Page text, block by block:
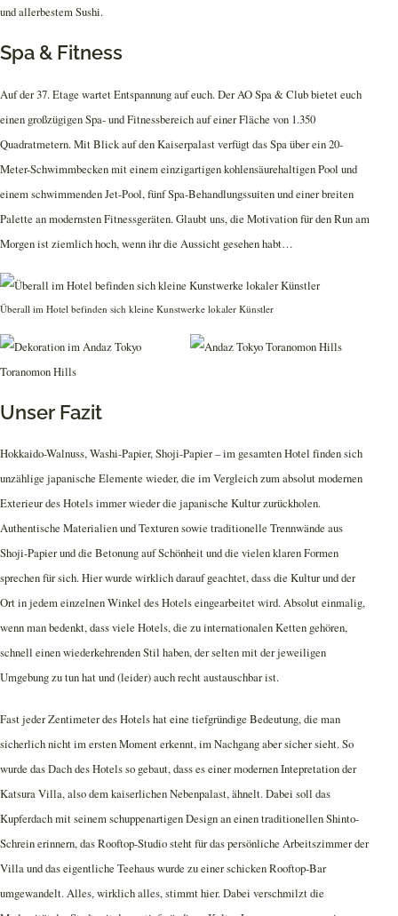
und allerbestem Sushi.
Spa & Fitness
Auf der 37. Etage wartet Entspannung auf euch. Der AO Spa & Club bietet euch
einen großzügigen Spa- und Fitnessbereich auf einer Fläche von 1.350
Quadratmetern. Mit Blick auf den Kaiserpalast verfügt das Spa über ein 20-
Meter-Schwimmbecken mit einem einzigartigen kohlensäurehaltigen Pool und
einem schwimmenden Jet-Pool, fünf Spa-Behandlungssuiten und einer breiten
Palette an modernsten Fitnessgeräten. Glaubt uns, die Motivation für den Run am
Morgen ist ziemlich hoch, wenn ihr die Aussicht gesehen habt…
Überall im Hotel befinden sich kleine Kunstwerke lokaler Künstler
Unser Fazit
Hokkaido-Walnuss, Washi-Papier, Shoji-Papier – im gesamten Hotel finden sich
unzählige japanische Elemente wieder, die im Vergleich zum absolut modernen
Exterieur des Hotels immer wieder die japanische Kultur zurückholen.
Authentische Materialien und Texturen sowie traditionelle Trennwände aus
Shoji-Papier und die Betonung auf Schönheit und die vielen klaren Formen
sprechen für sich. Hier wurde wirklich darauf geachtet, dass die Kultur und der
Ort in jedem einzelnen Winkel des Hotels eingearbeitet wird. Absolut einmalig,
wenn man bedenkt, dass viele Hotels, die zu internationalen Ketten gehören,
schnell einen wiederkehrenden Stil haben, der selten mit der jeweiligen
Umgebung zu tun hat und (leider) auch recht austauschbar ist.
Fast jeder Zentimeter des Hotels hat eine tiefgründige Bedeutung, die man
sicherlich nicht im ersten Moment erkennt, im Nachgang aber sicher sieht. So
wurde das Dach des Hotels so gebaut, dass es einer modernen Intepretation der
Katsura Villa, also dem kaiserlichen Nebenpalast, ähnelt. Dabei soll das
Kupferdach mit seinem schuppenartigen Design an einen traditionellen Shinto-
Schrein erinnern, das Rooftop-Studio steht für das persönliche Arbeitszimmer der
Villa und das eigentliche Teehaus wurde zu einer schicken Rooftop-Bar
umgewandelt. Alles, wirklich alles, stimmt hier. Dabei verschmilzt die